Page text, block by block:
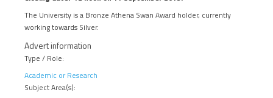
The University is a Bronze Athena Swan Award holder, currently
working towards Silver.
Advert information
Type / Role:
Academic or Research
Subject Area(s):